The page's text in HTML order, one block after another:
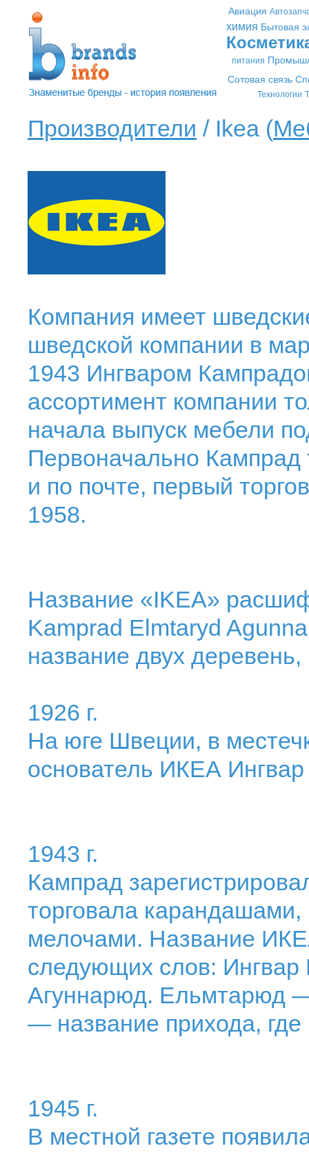
Авиация
химия Бытовая
питания
Сотовая связь
Технологии
Производители / Ikea (
Компания имеет
шведской компании в
1943 Ингваром
ассортимент компании
начала выпуск мебели
Первоначально Кампрад
и по почте, первый
1958.
Название «IKEA»
Kamprad Elmtaryd
название двух
1926 г.
На юге Швеции, в
основатель ИКЕА
1943 г.
Кампрад
торговала
мелочами. Название
следующих слов:
Агуннарюд. Ельмтарюд
— название прихода,
1945 г.
В местной газете